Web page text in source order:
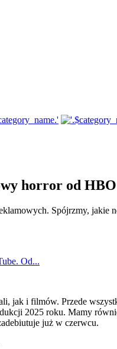
horror od HBO
Spójrzmy,
Od...
jak i filmów. Przede
2025 roku. Mamy
już w czerwcu.